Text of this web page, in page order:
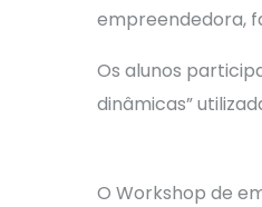
empreendedora,
Os alunos
dinâmicas”
O Workshop de